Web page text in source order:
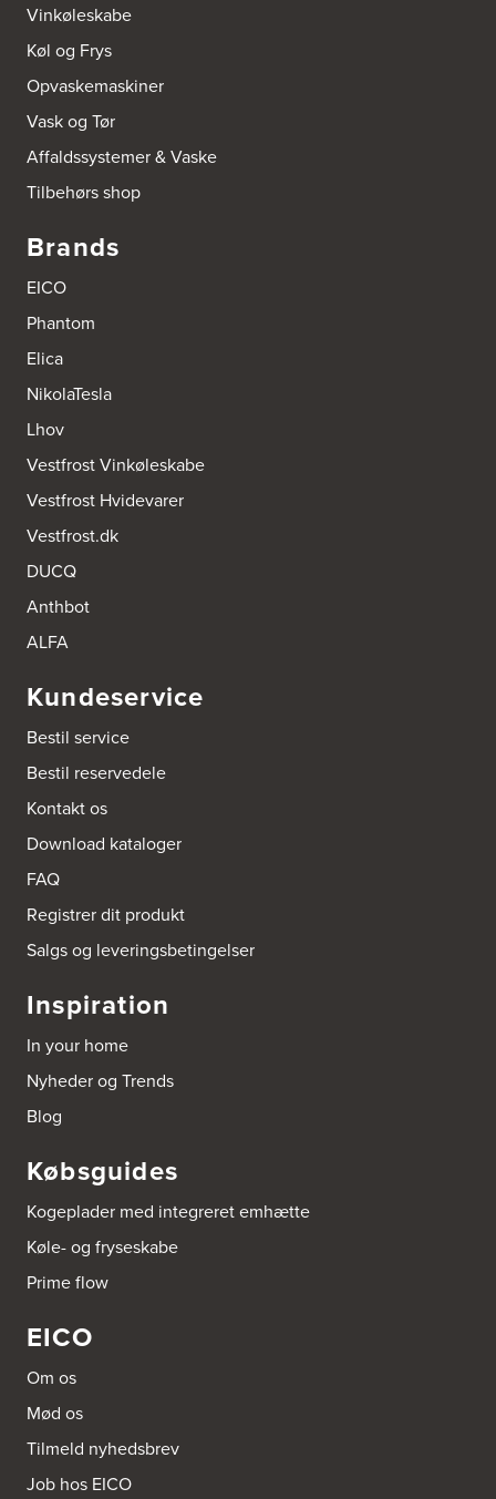
Vinkøleskabe
Køl og Frys
Opvaskemaskiner
Vask og Tør
Affaldssystemer & Vaske
Tilbehørs shop
Brands
EICO
Phantom
Elica
NikolaTesla
Lhov
Vestfrost Vinkøleskabe
Vestfrost Hvidevarer
Vestfrost.dk
DUCQ
Anthbot
ALFA
Kundeservice
Bestil service
Bestil reservedele
Kontakt os
Download kataloger
FAQ
Registrer dit produkt
Salgs og leveringsbetingelser
Inspiration
In your home
Nyheder og Trends
Blog
Købsguides
Kogeplader med integreret emhætte
Køle- og fryseskabe
Prime flow
EICO
Om os
Mød os
Tilmeld nyhedsbrev
Job hos EICO